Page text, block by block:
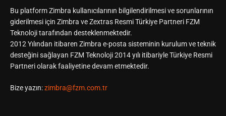
Bu platform Zimbra kullanıcılarının bilgilendirilmesi ve sorunlarının
giderilmesi için Zimbra ve Zextras Resmi Türkiye Partneri FZM
Teknoloji tarafından desteklenmektedir.
2012 Yılından itibaren Zimbra e-posta sisteminin kurulum ve teknik
desteğini sağlayan FZM Teknoloji 2014 yılı itibariyle Türkiye Resmi
Partneri olarak faaliyetine devam etmektedir.
Bize yazın:zimbra@fzm.com.tr